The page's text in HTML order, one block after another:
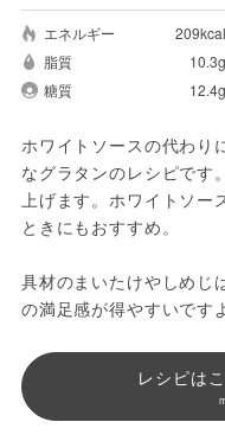
エネルギー 209kcal
脂質
10.3g
糖質
12.4g
ホワイトソースの代わり
なグラタンのレシピです
上げます。ホワイトソ
ときにもおすすめ。
具材のまいたけやしめじ
の満足感が得やすいです
レシピは